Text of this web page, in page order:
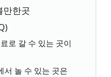
만한곳
로 갈 수 있는 곳이
서 놀 수 있는 곳은